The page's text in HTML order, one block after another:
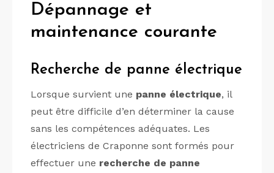
Dépannage et
maintenance courante
Recherche de panne électrique
Lorsque survient une panne électrique, il
peut être difficile d’en déterminer la cause
sans les compétences adéquates. Les
électriciens de Craponne sont formés pour
effectuer une recherche de panne